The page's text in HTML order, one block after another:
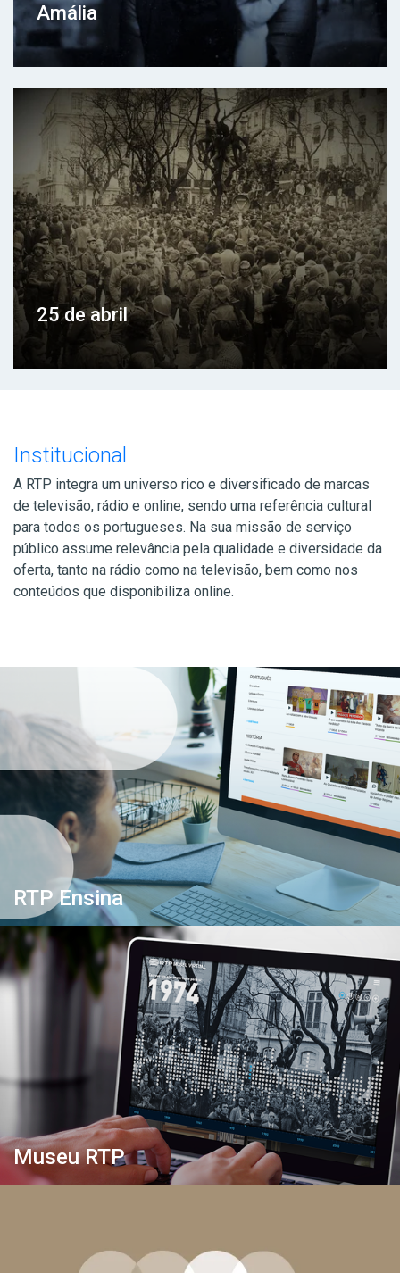
Amália
25 de abril
Institucional
A RTP integra um universo rico e diversificado de marcas
de televisão, rádio e online, sendo uma referência cultural
para todos os portugueses. Na sua missão de serviço
público assume relevância pela qualidade e diversidade da
oferta, tanto na rádio como na televisão, bem como nos
conteúdos que disponibiliza online.
RTP Ensina
Museu RTP